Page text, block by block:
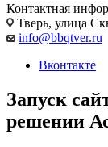
Контактная
Тверь, улица
info@bbqtver.ru
Вконтакте
Запуск
решении